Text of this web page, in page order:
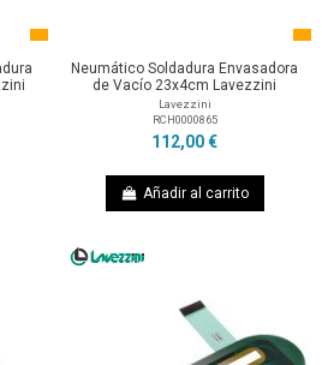
Neumático Soldadura Envasadora
de Vacío 23x4cm Lavezzini
Lavezzini
RCH0000865
112,00 €
Añadir al carrito